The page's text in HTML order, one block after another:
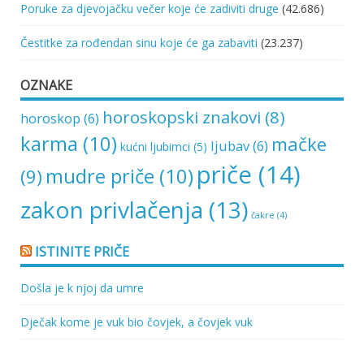
Poruke za djevojačku večer koje će zadiviti druge (42.686)
Čestitke za rođendan sinu koje će ga zabaviti (23.237)
OZNAKE
horoskop (6) horoskopski znakovi (8)
karma (10) kućni ljubimci (5) ljubav(6) mačke
(9) mudre priče (10) priče (14)
zakon privlačenja (13) čakre (4)
ISTINITE PRIČE
Došla je k njoj da umre
Dječak kome je vuk bio čovjek, a čovjek vuk